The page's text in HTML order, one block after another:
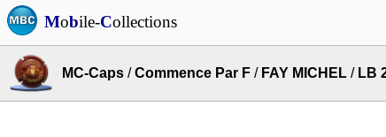
Mobile-Collections
MC-Caps /Commence Par F / FAY MICHEL / LB